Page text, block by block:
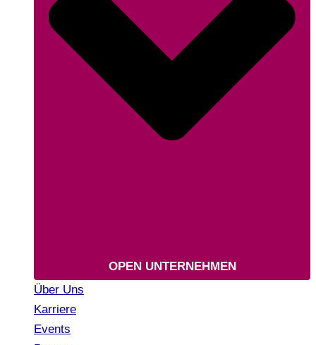
OPEN UNTERNEHMEN
Über Uns
Karriere
Events